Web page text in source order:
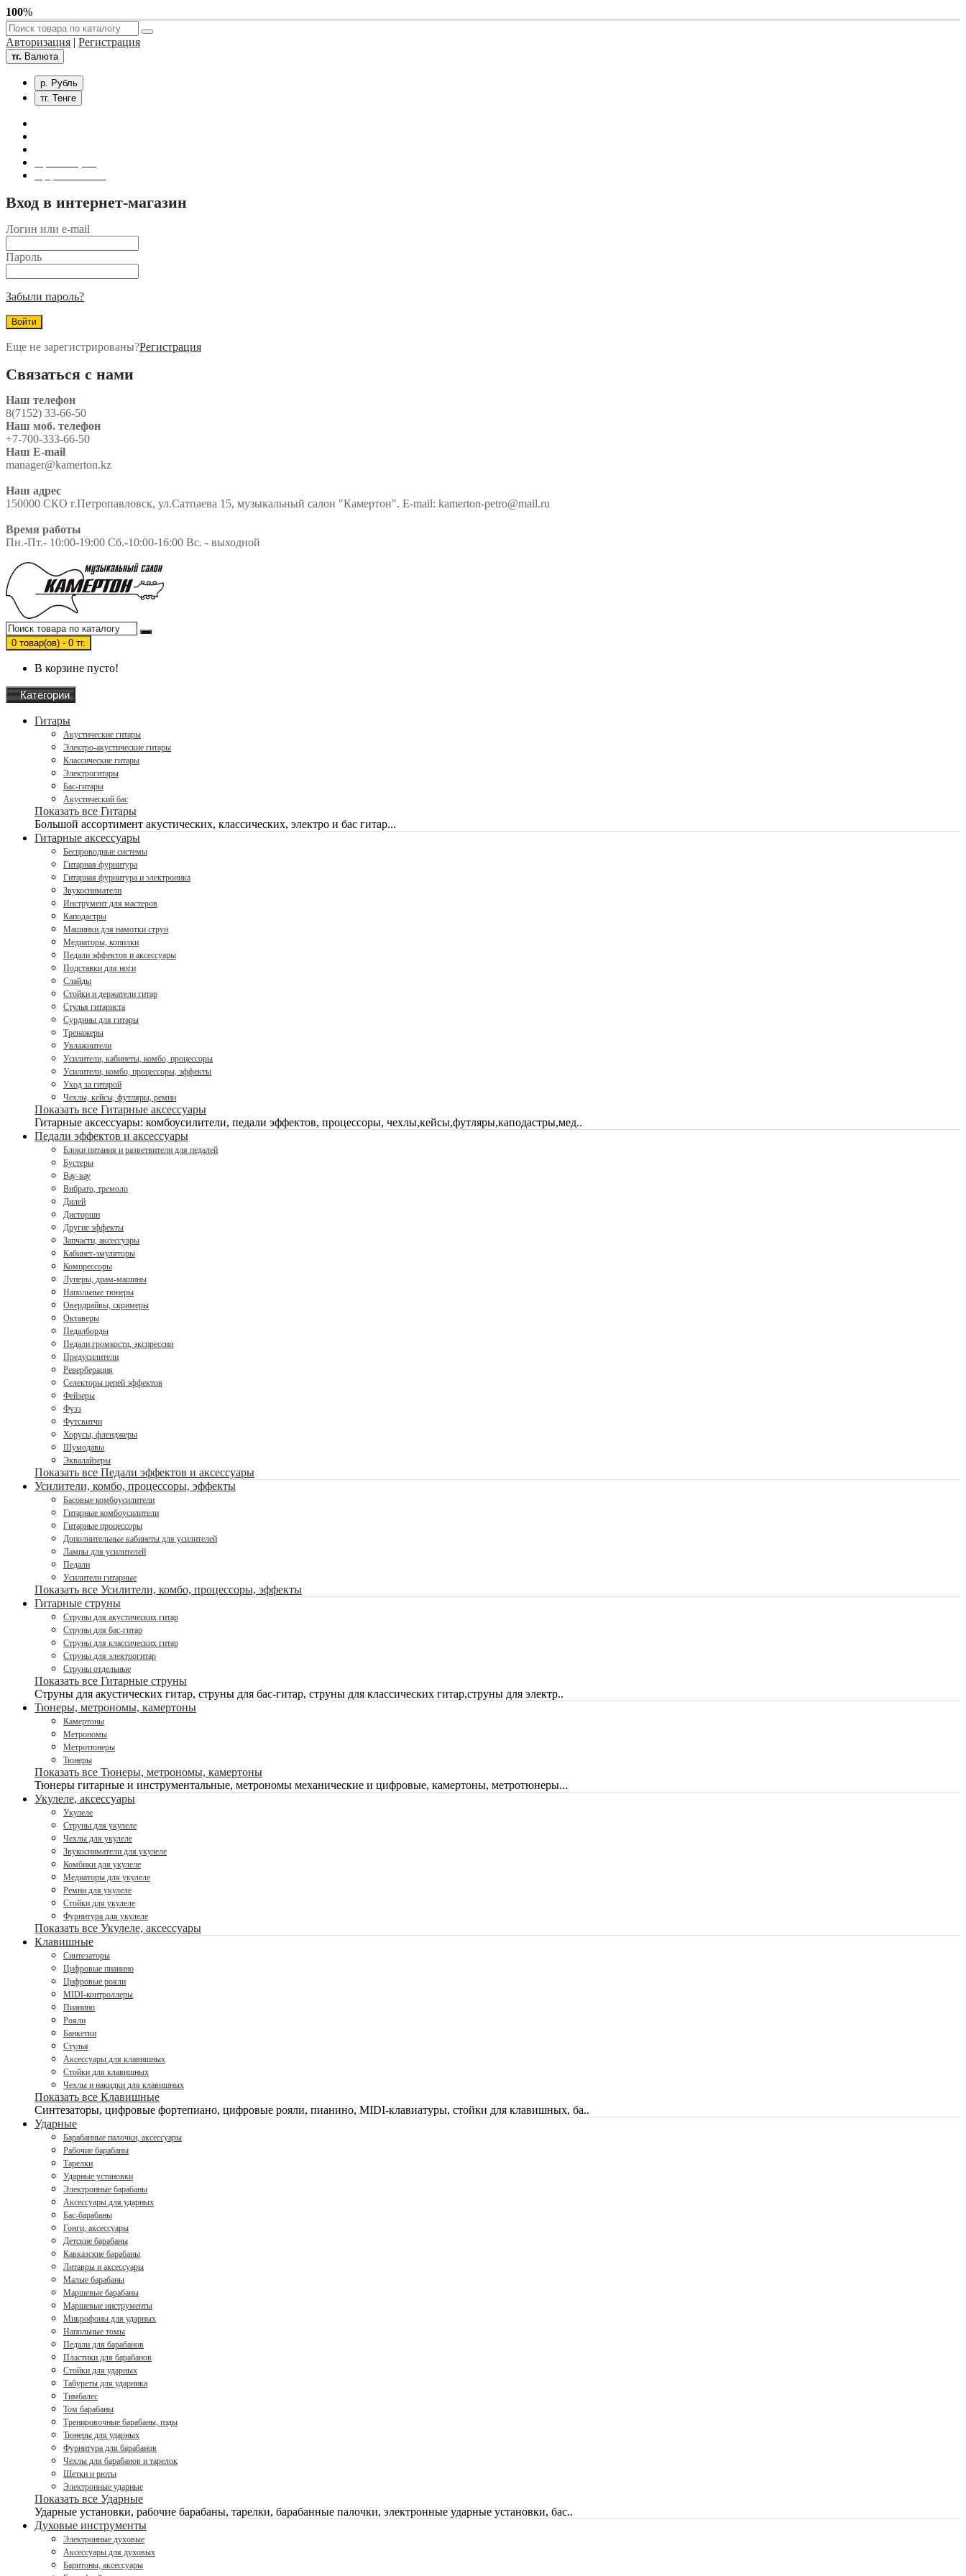
100%
Авторизация | Регистрация
тг. Валюта
р. Рубль
тг. Тенге
Вход в интернет-магазин
Логин или e-mail
Пароль
Забыли пароль?
Еще не зарегистрированы?Регистрация
Связаться с нами
Наш телефон
8(7152) 33-66-50
Наш моб. телефон
+7-700-333-66-50
Наш E-mail
manager@kamerton.kz
Наш адрес
150000 СКО г.Петропавловск, ул.Сатпаева 15, музыкальный салон "Камертон". E-mail: kamerton-petro@mail.ru
Время работы
Пн.-Пт.- 10:00-19:00 Сб.-10:00-16:00 Вс. - выходной
0 товар(ов) - 0 тг.
В корзине пусто!
Категории
Гитары
Акустические гитары
Электро-акустические гитары
Классические гитары
Электрогитары
Бас-гитары
Акустический бас
Показать все Гитары
Большой ассортимент акустических, классических, электро и бас гитар...
Гитарные аксессуары
Беспроводные системы
Гитарная фурнитура
Гитарная фурнитура и электроника
Звукосниматели
Инструмент для мастеров
Каподастры
Машинки для намотки струн
Медиаторы, копилки
Педали эффектов и аксессуары
Подставки для ноги
Слайды
Стойки и держатели гитар
Стулья гитариста
Сурдины для гитары
Тренажеры
Увлажнители
Усилители, кабинеты, комбо, процессоры
Усилители, комбо, процессоры, эффекты
Уход за гитарой
Чехлы, кейсы, футляры, ремни
Показать все Гитарные аксессуары
Гитарные аксессуары: комбоусилители, педали эффектов, процессоры, чехлы,кейсы,футляры,каподастры,мед..
Педали эффектов и аксессуары
Блоки питания и разветвители для педалей
Бустеры
Вау-вау
Вибрато, тремоло
Дилей
Дисторшн
Другие эффекты
Запчасти, аксессуары
Кабинет-эмуляторы
Компрессоры
Луперы, драм-машины
Напольные тюнеры
Овердрайвы, скримеры
Октаверы
Педалборды
Педали громкости, экспрессии
Предусилители
Реверберация
Селекторы цепей эффектов
Фейзеры
Фузз
Футсвитчи
Хорусы, фленджеры
Шумодавы
Эквалайзеры
Показать все Педали эффектов и аксессуары
Усилители, комбо, процессоры, эффекты
Басовые комбоусилители
Гитарные комбоусилители
Гитарные процессоры
Дополнительные кабинеты для усилителей
Лампы для усилителей
Педали
Усилители гитарные
Показать все Усилители, комбо, процессоры, эффекты
Гитарные струны
Струны для акустических гитар
Струны для бас-гитар
Струны для классических гитар
Струны для электрогитар
Струны отдельные
Показать все Гитарные струны
Струны для акустических гитар, струны для бас-гитар, струны для классических гитар,струны для электр..
Тюнеры, метрономы, камертоны
Камертоны
Метрономы
Метротюнеры
Тюнеры
Показать все Тюнеры, метрономы, камертоны
Тюнеры гитарные и инструментальные, метрономы механические и цифровые, камертоны, метротюнеры...
Укулеле, аксессуары
Укулеле
Струны для укулеле
Чехлы для укулеле
Звукосниматели для укулеле
Комбики для укулеле
Медиаторы для укулеле
Ремни для укулеле
Стойки для укулеле
Фурнитура для укулеле
Показать все Укулеле, аксессуары
Клавишные
Синтезаторы
Цифровые пианино
Цифровые рояли
MIDI-контроллеры
Пианино
Рояли
Банкетки
Стулья
Аксессуары для клавишных
Стойки для клавишных
Чехлы и накидки для клавишных
Показать все Клавишные
Синтезаторы, цифровые фортепиано, цифровые рояли, пианино, MIDI-клавиатуры, стойки для клавишных, ба..
Ударные
Барабанные палочки, аксессуары
Рабочие барабаны
Тарелки
Ударные установки
Электронные барабаны
Аксессуары для ударных
Бас-барабаны
Гонги, аксессуары
Детские барабаны
Кавказские барабаны
Литавры и аксессуары
Малые барабаны
Маршевые барабаны
Маршевые инструменты
Микрофоны для ударных
Напольные томы
Педали для барабанов
Пластики для барабанов
Стойки для ударных
Табуреты для ударника
Тимбалес
Том барабаны
Тренировочные барабаны, пэды
Тюнеры для ударных
Фурнитура для барабанов
Чехлы для барабанов и тарелок
Щетки и рюты
Электронные ударные
Показать все Ударные
Ударные установки, рабочие барабаны, тарелки, барабанные палочки, электронные ударные установки, бас..
Духовые инструменты
Электронные духовые
Аксессуары для духовых
Баритоны, аксессуары